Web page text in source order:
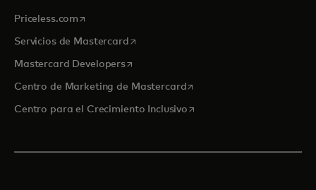
Priceless.com se abre en una pestaña nueva
Servicios de Mastercardse abre en una pestaña nueva
Mastercard Developersse abre en una pestaña nueva
Centro de Marketing de Mastercardse abre en una pestaña
Centro para el Crecimiento Inclusivose abre en una pestaña